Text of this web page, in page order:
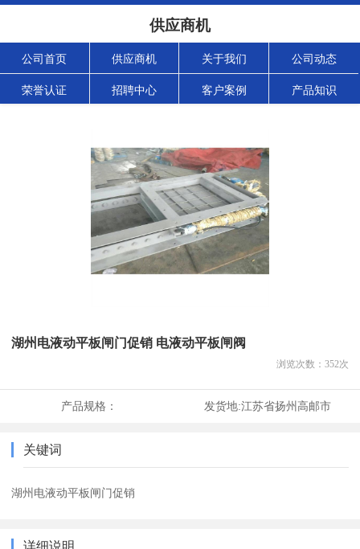
供应商机
公司首页 供应商机 关于我们 公司动态
荣誉认证 招聘中心 客户案例 产品知识
湖州电液动平板闸门促销 电液动平板闸阀
浏览次数： 352次
产品规格： 发货地:江苏省扬州高邮市
关键词
湖州电液动平板闸门促销